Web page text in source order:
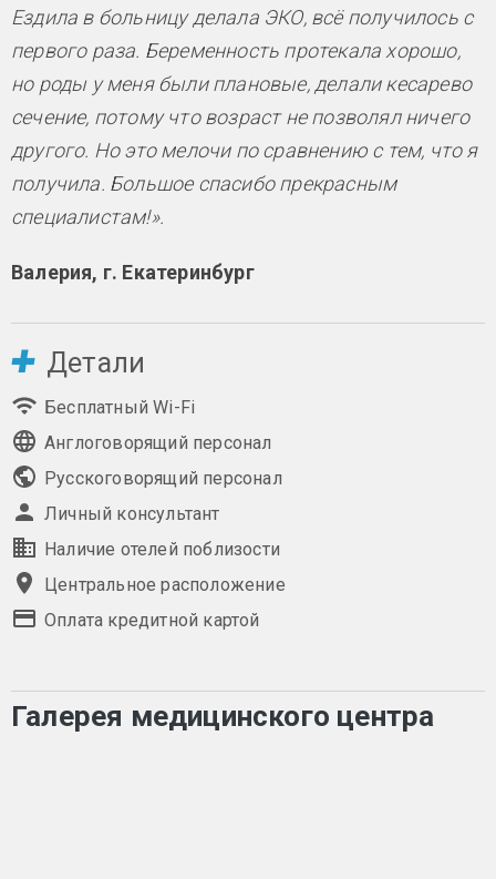
Ездила в больницу делала ЭКО, всё получилось с
первого раза. Беременность протекала хорошо,
но роды у меня были плановые, делали кесарево
сечение, потому что возраст не позволял ничего
другого. Но это мелочи по сравнению с тем, что я
получила. Большое спасибо прекрасным
специалистам!».
Валерия, г. Екатеринбург
Детали
Бесплатный Wi-Fi
Англоговорящий персонал
Русскоговорящий персонал
Личный консультант
Наличие отелей поблизости
Центральное расположение
Оплата кредитной картой
Галерея медицинского центра